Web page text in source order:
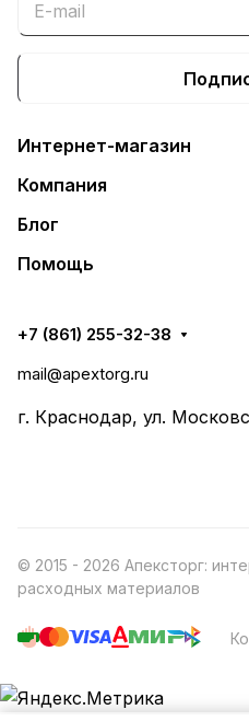
Интернет-магазин
Компания
Блог
Помощь
+7 (861) 255-32-38
mail@apextorg.ru
г. Краснодар, ул.
© 2015 - 2026 Апексторг:
расходных материалов